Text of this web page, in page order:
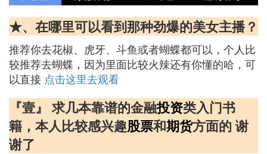
★、在哪里可以看到那种劲爆的美女主播？
推荐你去花椒、虎牙、斗鱼或者蝴蝶都可以，个人比
较推荐去蝴蝶，因为里面比较火辣还有你懂的哈，可
以直接 点击这里去观看
『壹』 求几本靠谱的金融投资类入门书
籍，本人比较感兴趣股票和期货方面的 谢
谢了